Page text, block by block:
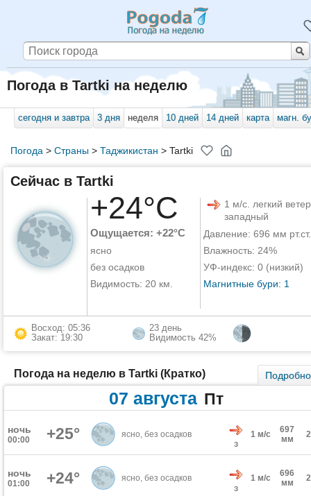
Погода в Tartki на неделю
сегодня и завтра 3 дня неделя 10 дней 14 дней карта магн.
Погода > Страны> Таджикистан > Tartki
Сейчас в Tartki
+24°C
Ощущается: +22°C
ясно
без осадков
Видимость: 20 км.
1 м/с. легкий
западный
Давление: 696 мм рт.ст.
Влажность: 24%
УФ-индекс: 0 (низкий)
Магнитные бури: 1
Восход: 05:36
Закат: 19:30
23 день
Видимость 42%
Погода на неделю в Tartki (Кратко) Подробно
07 августа Пт
ночь
00:00 +25° ясно, без осадков
З
1 м/с
697
мм
ночь
01:00 +24° ясно, без осадков
З
1 м/с
696
мм